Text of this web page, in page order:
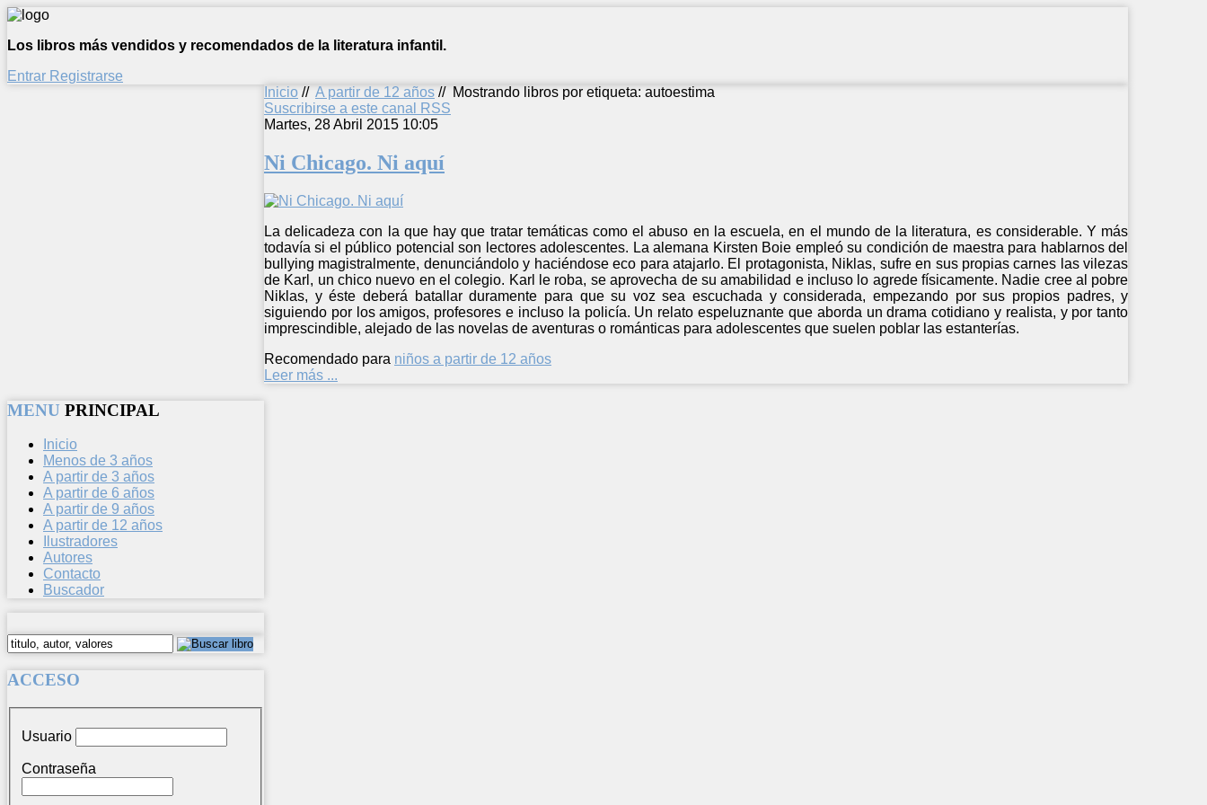
Los libros más vendidos y recomendados de la literatura infantil.
Entrar Registrarse
Inicio // A partir de 12 años // Mostrando libros por etiqueta: autoestima
Suscribirse a este canal RSS
Martes, 28 Abril 2015 10:05
Ni Chicago. Ni aquí
La delicadeza con la que hay que tratar temáticas como el abuso en la escuela, en el mundo de la literatura, es considerable. Y más
todavía si el público potencial son lectores adolescentes. La alemana Kirsten Boie empleó su condición de maestra para hablarnos del
bullying magistralmente, denunciándolo y haciéndose eco para atajarlo. El protagonista, Niklas, sufre en sus propias carnes las vilezas
de Karl, un chico nuevo en el colegio. Karl le roba, se aprovecha de su amabilidad e incluso lo agrede físicamente. Nadie cree al pobre
Niklas, y éste deberá batallar duramente para que su voz sea escuchada y considerada, empezando por sus propios padres, y
siguiendo por los amigos, profesores e incluso la policía. Un relato espeluznante que aborda un drama cotidiano y realista, y por tanto
imprescindible, alejado de las novelas de aventuras o románticas para adolescentes que suelen poblar las estanterías.
Recomendado para niños a partir de 12 años
Leer más ...
MENU PRINCIPAL
Inicio
Menos de 3 años
A partir de 3 años
A partir de 6 años
A partir de 9 años
A partir de 12 años
Ilustradores
Autores
Contacto
Buscador
ACCESO
Usuario
Contraseña